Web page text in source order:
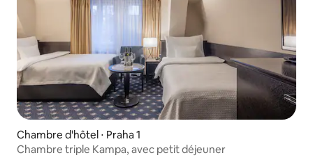
Chambre d'hôtel ⋅ Praha 1
Chambre triple Kampa, avec petit déjeuner